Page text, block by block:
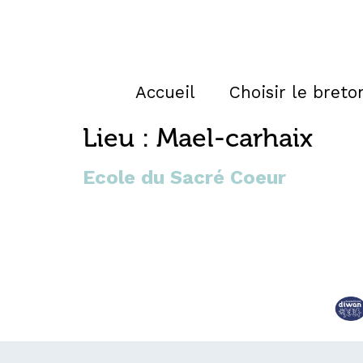
Accueil Choisir le
Lieu : Mael-carhaix
Ecole du Sacré Coeur